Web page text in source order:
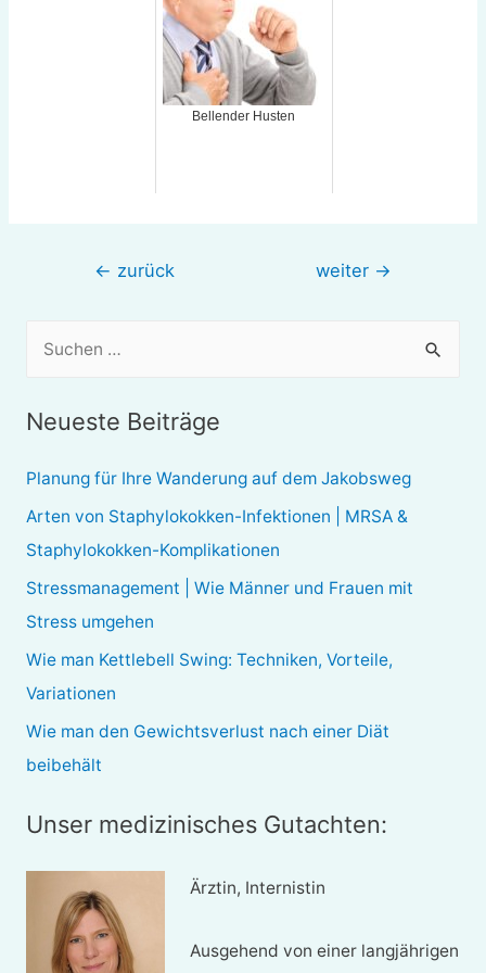
Bellender Husten
Beitragsnavigation
← zurück weiter →
e
n
n
Neueste Beiträge
Planung für Ihre Wanderung auf dem Jakobsweg
Arten von Staphylokokken-Infektionen | MRSA &
Staphylokokken-Komplikationen
Stressmanagement | Wie Männer und Frauen mit
Stress umgehen
Wie man Kettlebell Swing: Techniken, Vorteile,
Variationen
Wie man den Gewichtsverlust nach einer Diät
beibehält
Unser medizinisches Gutachten:
Ärztin, Internistin
Ausgehend von einer langjährigen